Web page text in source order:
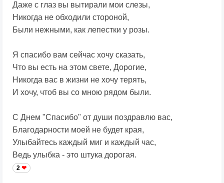
Даже с глаз вы вытирали мои слезы,
Никогда не обходили стороной,
Были нежными, как лепестки у розы.
Я спасибо вам сейчас хочу сказать,
Что вы есть на этом свете, Дорогие,
Никогда вас в жизни не хочу терять,
И хочу, чтоб вы со мною рядом были.
С Днем "Спасибо" от души поздравлю вас,
Благодарности моей не будет края,
Улыбайтесь каждый миг и каждый час,
Ведь улыбка - это штука дорогая.
2